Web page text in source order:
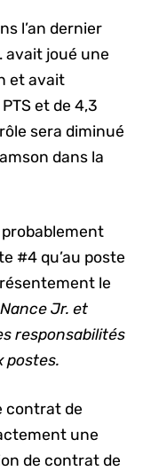
l’an dernier
avait joué une
et avait
et de 4,3
sera diminué
dans la
probablement
#4 qu’au poste
le
Jr. et
responsabilités
postes.
contrat de
une
de contrat de